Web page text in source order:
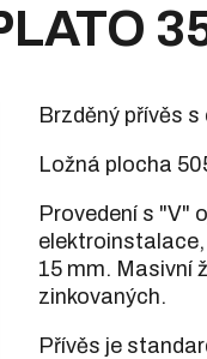
Brzděný přívěs
Ložná plocha
Provedení s "V"
elektroinstalace,
15 mm. Masivní
zinkovaných.
Přívěs je